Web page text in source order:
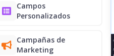
Campos
Personalizados
Campañas de
Marketing